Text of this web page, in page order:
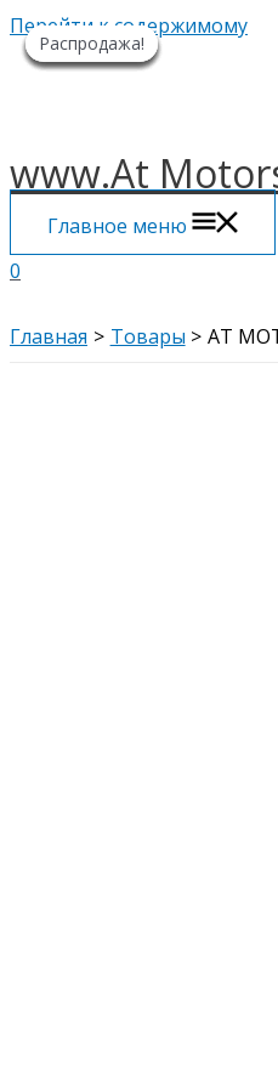
Перейти к содержимому
www.At
Главное меню
0
Главная Товары AT
Распродажа!
Распродажа!
Распродажа!
Распродажа!
Распродажа!
Распродажа!
Распродажа!